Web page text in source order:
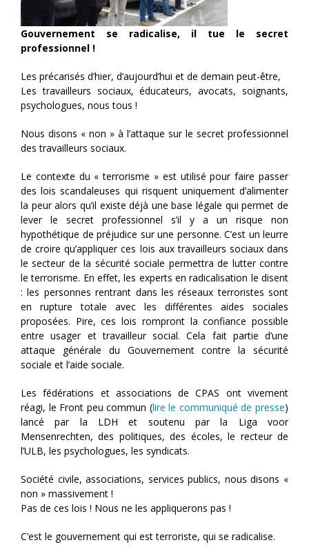
Gouvernement se radicalise, il tue le secret
professionnel !
Les précarisés d’hier, d’aujourd’hui et de demain peut-être,
Les travailleurs sociaux, éducateurs, avocats, soignants,
psychologues, nous tous !
Nous disons « non » à l’attaque sur le secret professionnel
des travailleurs sociaux.
Le contexte du « terrorisme » est utilisé pour faire passer
des lois scandaleuses qui risquent uniquement d’alimenter
la peur alors qu’il existe déjà une base légale qui permet de
lever le secret professionnel s’il y a un risque non
hypothétique de préjudice sur une personne. C’est un leurre
de croire qu’appliquer ces lois aux travailleurs sociaux dans
le secteur de la sécurité sociale permettra de lutter contre
le terrorisme. En effet, les experts en radicalisation le disent
: les personnes rentrant dans les réseaux terroristes sont
en rupture totale avec les différentes aides sociales
proposées. Pire, ces lois rompront la confiance possible
entre usager et travailleur social. Cela fait partie d’une
attaque générale du Gouvernement contre la sécurité
sociale et l’aide sociale.
Les fédérations et associations de CPAS ont vivement
réagi, le Front peu commun (lire le communiqué de presse)
lancé par la LDH et soutenu par la Liga voor
Mensenrechten, des politiques, des écoles, le recteur de
l’ULB, les psychologues, les syndicats.
Société civile, associations, services publics, nous disons «
non » massivement !
Pas de ces lois ! Nous ne les appliquerons pas !
C’est le gouvernement qui est terroriste, qui se radicalise.